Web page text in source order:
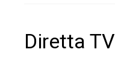
Diretta TV